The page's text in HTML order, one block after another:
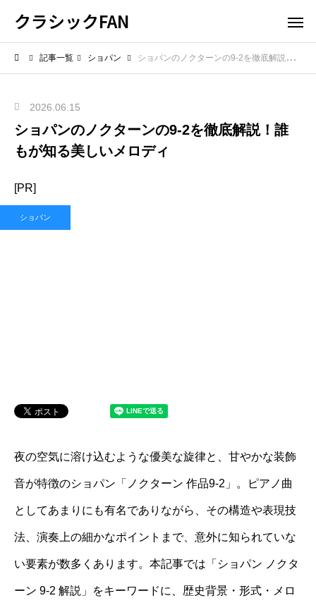
クラシックFAN
記事一覧 ショパン ショパンのノクターンの9-2を徹底解説！誰もが知る美しいメロディ
2026.06.15
ショパンのノクターンの9-2を徹底解説！誰
もが知る美しいメロディ
[PR]
ショパン
夜の空気に溶け込むような優美な旋律と、甘やかな装飾
音が特徴のショパン「ノクターン 作品9-2」。ピアノ曲
としてあまりにも有名でありながら、その構造や表現技
法、演奏上の細かなポイントまで、意外に知られていな
い要素が数多くあります。本記事では「ショパン ノクタ
ーン 9-2 解説」をキーワードに、歴史背景・形式・メロ